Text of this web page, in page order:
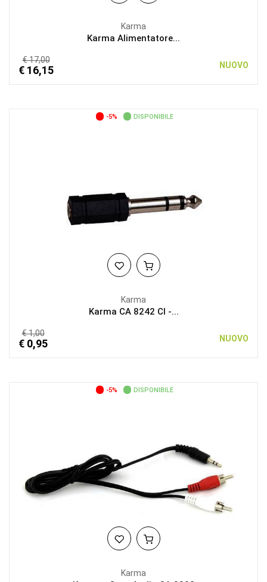
Karma
Karma Alimentatore...
€ 17,00
€ 16,15 NUOVO
-5% DISPONIBILE
Karma
Karma CA 8242 CI -...
€ 1,00
€ 0,95 NUOVO
-5% DISPONIBILE
Karma